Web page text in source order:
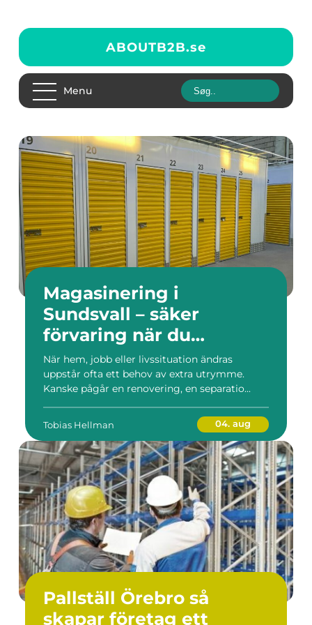
ABOUTB2B.se
Menu
Magasinering i
Sundsvall – säker
förvaring när du
behöver mer plats
När hem, jobb eller livssituation ändras
uppstår ofta ett behov av extra utrymme.
Kanske pågår en renovering, en separatio...
Tobias Hellman 04. aug
Pallställ Örebro så
skapar företag ett